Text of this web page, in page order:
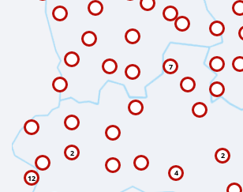
7
12
2 2
4